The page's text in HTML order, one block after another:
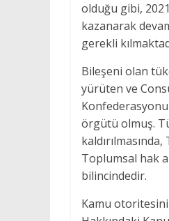
olduğu gibi,
kazanarak
Bileşeni olan
yürüten ve
örgütü olmuş.
Toplumsal hak
bilincindedir.
Kamu